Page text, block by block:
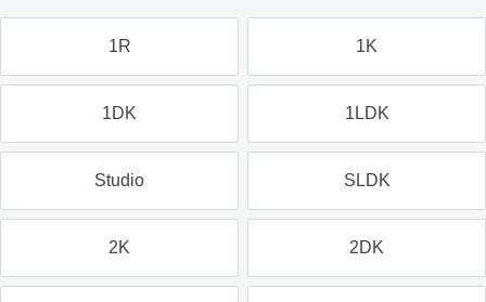
1R 1K
1DK 1LDK
Studio SLDK
2K 2DK